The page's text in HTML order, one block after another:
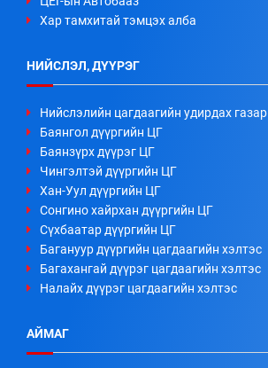
Хар тамхитай тэмцэх алба
НИЙСЛЭЛ, ДҮҮРЭГ
Нийслэлийн цагдаагийн удирдах газар
Баянгол дүүргийн ЦГ
Баянзүрх дүүрэг ЦГ
Чингэлтэй дүүргийн ЦГ
Хан-Уул дүүргийн ЦГ
Сонгино хайрхан дүүргийн ЦГ
Сүхбаатар дүүргийн ЦГ
Багануур дүүргийн цагдаагийн хэлтэс
Багахангай дүүрэг цагдаагийн хэлтэс
Налайх дүүрэг цагдаагийн хэлтэс
АЙМАГ